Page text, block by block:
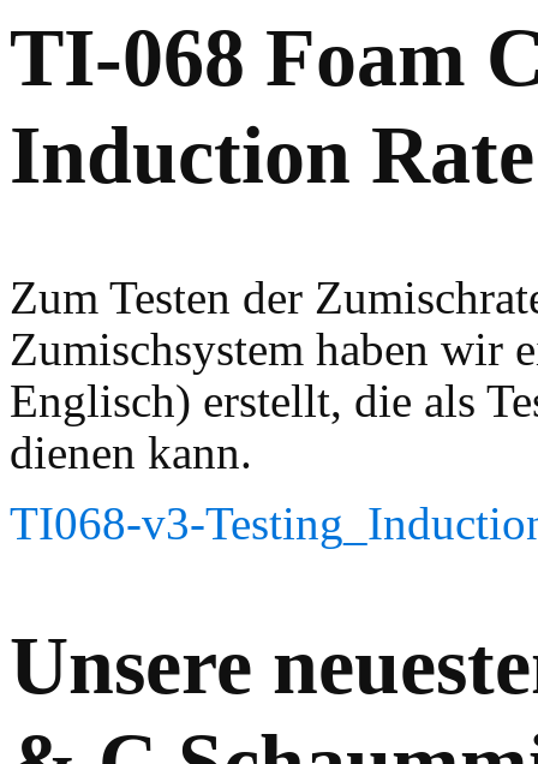
TI-068 Foam
Induction
Zum Testen der
Zumischsystem haben wir
Englisch) erstellt, die als
dienen kann.
TI068-v3-
Unsere